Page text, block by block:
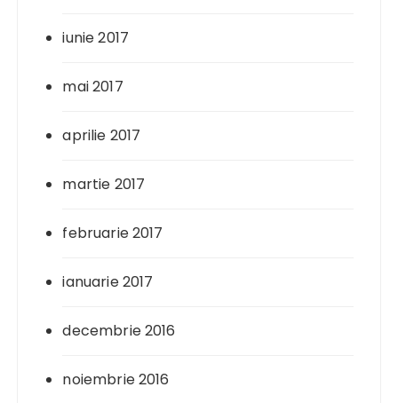
iunie 2017
mai 2017
aprilie 2017
martie 2017
februarie 2017
ianuarie 2017
decembrie 2016
noiembrie 2016